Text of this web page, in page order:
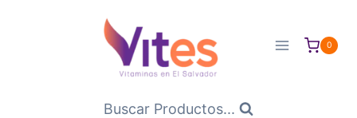
0
Buscar Productos...